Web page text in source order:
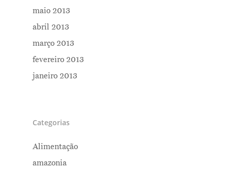
maio 2013
abril 2013
março 2013
fevereiro 2013
janeiro 2013
Categorias
Alimentação
amazonia